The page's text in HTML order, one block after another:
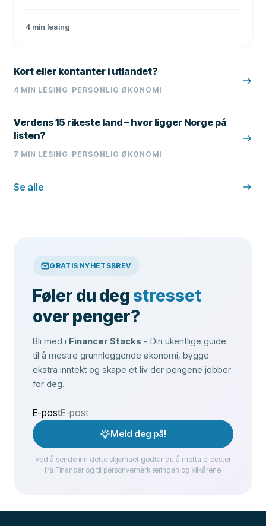
4 min lesing
Kort eller kontanter i utlandet?
4 MIN LESING PERSONLIG ØKONOMI
Verdens 15 rikeste land – hvor ligger Norge på
listen?
7 MIN LESING PERSONLIG ØKONOMI
Se alle
GRATIS NYHETSBREV
Føler du degstresset
over penger?
Bli med i Financer Stacks - Din ukentlige guide
til å mestre grunnleggende økonomi, bygge
ekstra inntekt og skape et liv der pengene jobber
for deg.
E-post
Meld deg på!
Ved å sende inn dette skjemaet godtar du å motta e-poster
fra Financer og til personvernerklæringen og vilkårene